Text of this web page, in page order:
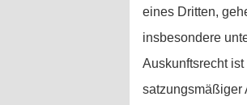
eines Dritten,
insbesondere
Auskunftsrecht
satzungsmäßiger